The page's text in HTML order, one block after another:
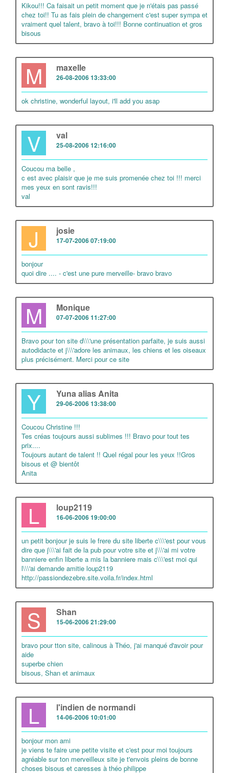
Kikou!!! Ca faisait un petit moment que je n'étais pas passé
chez toi!! Tu as fais plein de changement c'est super sympa et
vraiment quel talent, bravo à toi!!! Bonne continuation et gros
bisous
M maxelle
26-08-2006 13:33:00
ok christine, wonderful layout, i'll add you asap
V val
25-08-2006 12:16:00
Coucou ma belle ,
c est avec plaisir que je me suis promenée chez toi !!! merci
mes yeux en sont ravis!!!
val
J josie
17-07-2006 07:19:00
bonjour
quoi dire .... - c'est une pure merveille- bravo bravo
M Monique
07-07-2006 11:27:00
Bravo pour ton site d\\\'une présentation parfaite, je suis aussi
autodidacte et j\\\'adore les animaux, les chiens et les oiseaux
plus précisément. Merci pour ce site
Y Yuna alias Anita
29-06-2006 13:38:00
Coucou Christine !!!
Tes créas toujours aussi sublimes !!! Bravo pour tout tes
prix....
Toujours autant de talent !! Quel régal pour les yeux !!Gros
bisous et @ bientôt
Anita
L loup2119
16-06-2006 19:00:00
un petit bonjour je suis le frere du site liberte c\\\'est pour vous
dire que j\\\'ai fait de la pub pour votre site et j\\\'ai mi votre
banniere enfin liberte a mis la banniere mais c\\\'est moi qui
l\\\'ai demande amitie loup2119
http://passiondezebre.site.voila.fr/index.html
S Shan
15-06-2006 21:29:00
bravo pour tton site, calinous à Théo, j'ai manqué d'avoir pour
aide
superbe chien
bisous, Shan et animaux
L l'indien de normandi
14-06-2006 10:01:00
bonjour mon ami
je viens te faire une petite visite et c'est pour moi toujours
agréable sur ton merveilleux site je t'envois pleins de bonne
choses bisous et caresses à théo philippe